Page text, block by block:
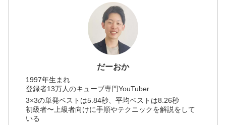
だーおか
1997年生まれ
登録者13万人のキューブ専門YouTuber
3×3の単発ベストは5.84秒、平均ベストは8.26秒
初級者〜上級者向けに手順やテクニックを解説をして
いる